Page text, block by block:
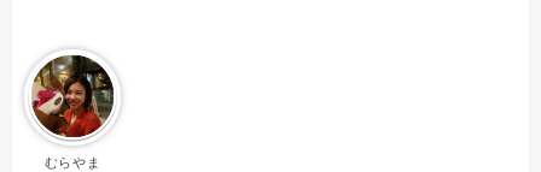
むらやま